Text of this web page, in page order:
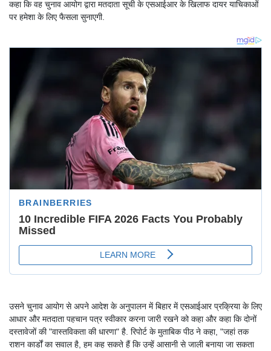
कहा कि वह चुनाव आयोग द्वारा मतदाता सूची के एसआईआर के खिलाफ दायर याचिकाओं
पर हमेशा के लिए फैसला सुनाएगी.
उसने चुनाव आयोग से अपने आदेश के अनुपालन में बिहार में एसआईआर प्रक्रिया के लिए
आधार और मतदाता पहचान पत्र स्वीकार करना जारी रखने को कहा और कहा कि दोनों
दस्तावेजों की "वास्तविकता की धारणा" है. रिपोर्ट के मुताबिक पीठ ने कहा, "जहां तक
राशन कार्डों का सवाल है, हम कह सकते हैं कि उन्हें आसानी से जाली बनाया जा सकता